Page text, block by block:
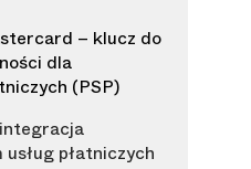
– klucz do
dla
(PSP)
płatniczych